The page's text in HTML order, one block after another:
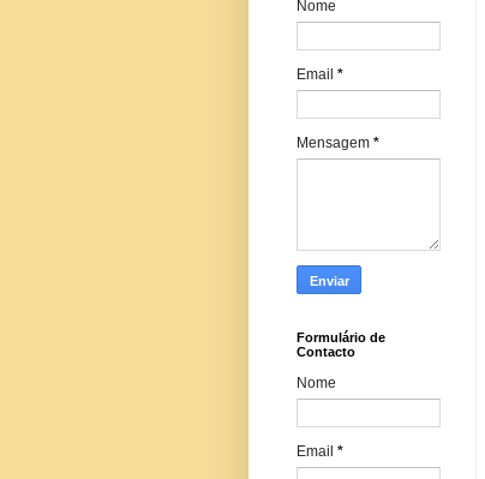
Nome
Email *
Mensagem *
Formulário de
Contacto
Nome
Email *